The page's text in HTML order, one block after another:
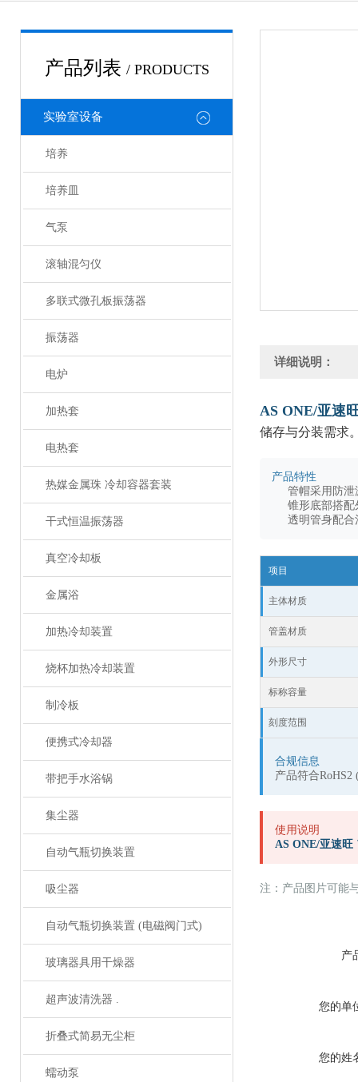
产品列表 / PRODUCTS
实验室设备
培养
培养皿
气泵
滚轴混匀仪
多联式微孔板振荡器
振荡器
电炉
加热套
电热套
热媒金属珠 冷却容器套装
干式恒温振荡器
真空冷却板
金属浴
加热冷却装置
烧杯加热冷却装置
制冷板
便携式冷却器
带把手水浴锅
集尘器
自动气瓶切换装置
吸尘器
自动气瓶切换装置 (电磁阀门式)
玻璃器具用干燥器
超声波清洗器 .
折叠式简易无尘柜
蠕动泵
详细说明：
AS ONE/亚速
储存与分装需求
产品特性
管帽采用防
锥形底部搭
透明管身配
项目
主体材质
管盖材质
外形尺寸
标称容量
刻度范围
合规信息
产品符合
使用说明
AS ONE/亚速旺
注：产品图片可能
产
您的单
您的姓